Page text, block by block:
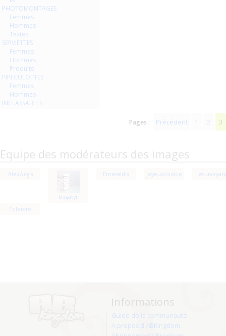
PHOTOMONTAGES
Femmes
Hommes
Textes
SERVIETTES
Femmes
Hommes
Produits
PIPI CULOTTES
Femmes
Hommes
INCLASSABLES
Pages : Précédent 1 2 3
Equipe des modérateurs des images
AlexAegis
bogatyr
Emeraldia joyeuxcookie
Tolerare
Informations
Guide de la communauté
A propos d'ABKingdom